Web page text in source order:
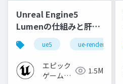
Unreal Engine5
Lumenの仕組みと肝心
なところ
ue5 ue-rendering
エピック
ゲームズ
1.5M